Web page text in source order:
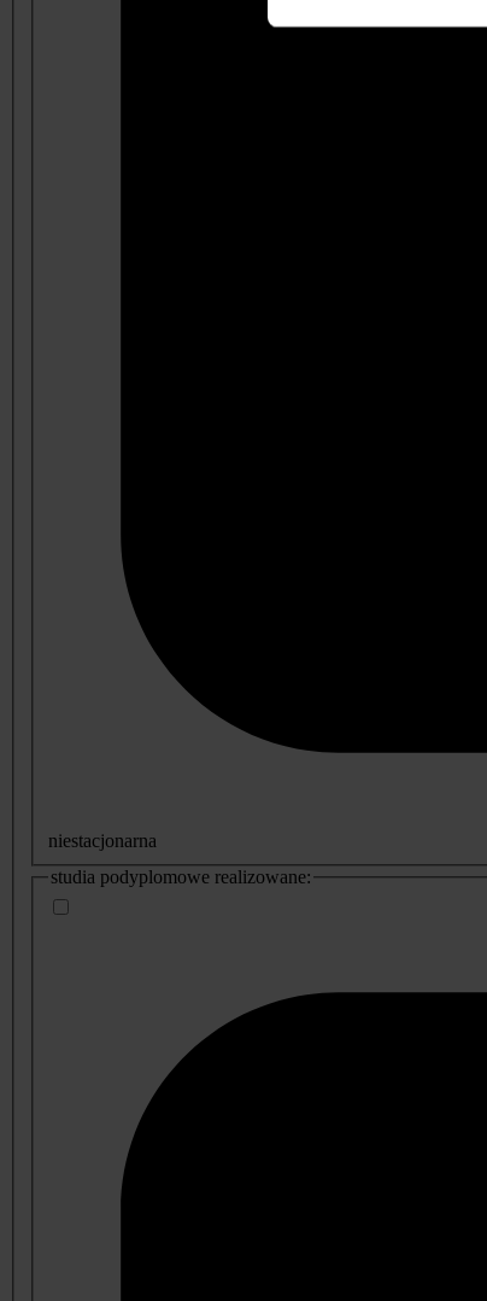
niestacjonarna
studia podyplomowe realizowane: